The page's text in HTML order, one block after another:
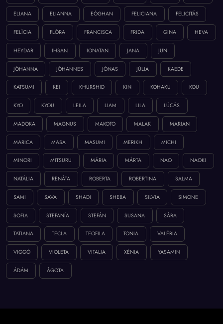
ELIANA ELIANNA EÓGHAN FELICIANA FELICITÁS
FELÍCIA FLÓRA FRANCISCA FRIDA GINA HEVA
HEYDAR IHSAN IONATAN JANA JUN
JÓHANNA JÓHANNES JÓNAS JÚLIA KAEDE
KATSUMI KEI KHURSHID KIN KOHAKU KOU
KYO KYOU LEILA LIAM LILA LÚCÁS
MADOKA MAGNUS MAKOTO MALAK MARIAN
MARICA MASA MASUMI MERIKH MICHI
MINORI MITSURU MÁRIA MÁRTA NAO NAOKI
NATÁLIA RENÁTA ROBERTA ROBERTINA SALMA
SAMI SAVA SHADI SHEBA SILVIA SIMONE
SOFIA STEFANÍA STEFÁN SUSANA SÁRA
TATIANA TECLA TEOFILA TONIA VALÉRIA
VIGGÓ VIOLETA VITALIA XÉNIA YASAMIN
ÁDÁM ÁGOTA